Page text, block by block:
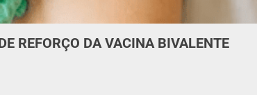
REFORÇO DA VACINA BIVALENTE